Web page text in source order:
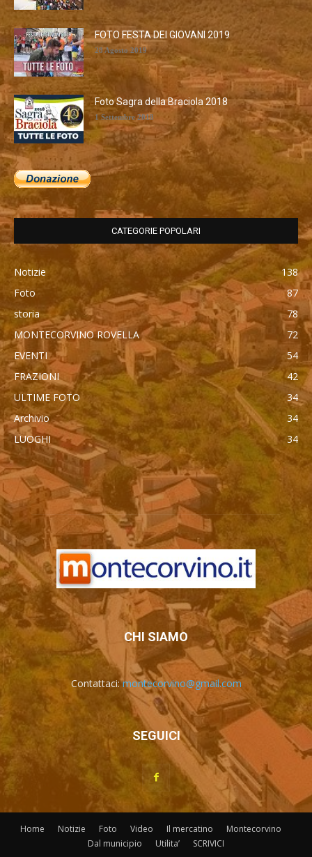
FOTO FESTA DEI GIOVANI 2019
28 Agosto 2019
Foto Sagra della Braciola 2018
1 Settembre 2018
CATEGORIE POPOLARI
Notizie
138
Foto
87
storia
78
MONTECORVINO ROVELLA
72
EVENTI
54
FRAZIONI
42
ULTIME FOTO
34
Archivio
34
LUOGHI
34
автоновости
Mercedes Maybach GLS 600
Cadillac Escalade IQ 2026
Toyota Corolla Cross
Android Auto
CHI SIAMO
Contattaci:montecorvino@gmail.com
SEGUICI
Home Notizie Foto Video Il mercatino
Montecorvino
Dal municipio
Utilita’ SCRIVICI